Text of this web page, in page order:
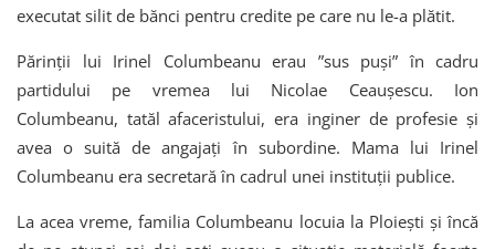
executat silit de bănci pentru credite pe care nu le-a plătit.
Părinții lui Irinel Columbeanu erau ”sus puși” în cadru
partidului pe vremea lui Nicolae Ceaușescu. Ion
Columbeanu, tatăl afaceristului, era inginer de profesie și
avea o suită de angajați în subordine. Mama lui Irinel
Columbeanu era secretară în cadrul unei instituții publice.
La acea vreme, familia Columbeanu locuia la Ploiești și încă